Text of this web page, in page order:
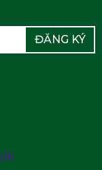
ĐĂNG KÝ